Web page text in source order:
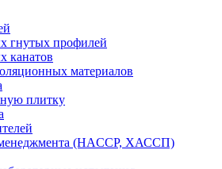
гнутых профилей
канатов
материалов
плитку
(HACCP, ХАССП)